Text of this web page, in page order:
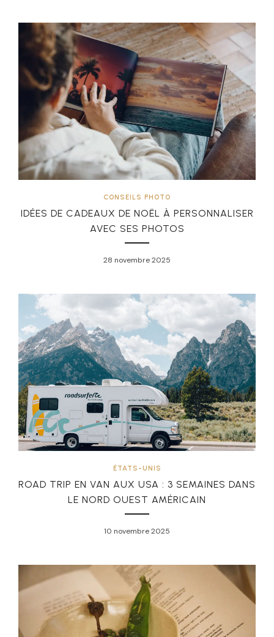
CONSEILS PHOTO
IDÉES DE CADEAUX DE NOËL À PERSONNALISER
AVEC SES PHOTOS
28 novembre 2025
ÉTATS-UNIS
ROAD TRIP EN VAN AUX USA : 3 SEMAINES DANS
LE NORD OUEST AMÉRICAIN
10 novembre 2025